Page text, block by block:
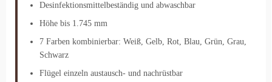
Desinfektionsmittelbeständig und abwaschbar
Höhe bis 1.745 mm
7 Farben kombinierbar: Weiß, Gelb, Rot, Blau, Grün, Grau,
Schwarz
Flügel einzeln austausch- und nachrüstbar